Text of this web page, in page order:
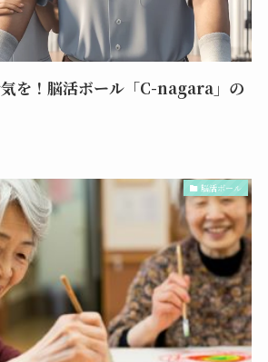
を！脳活ボール「C-nagara」の
脳活ボール